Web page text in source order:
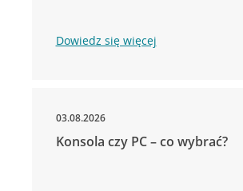
Dowiedz się więcej
03.08.2026
Konsola czy PC – co wybrać?